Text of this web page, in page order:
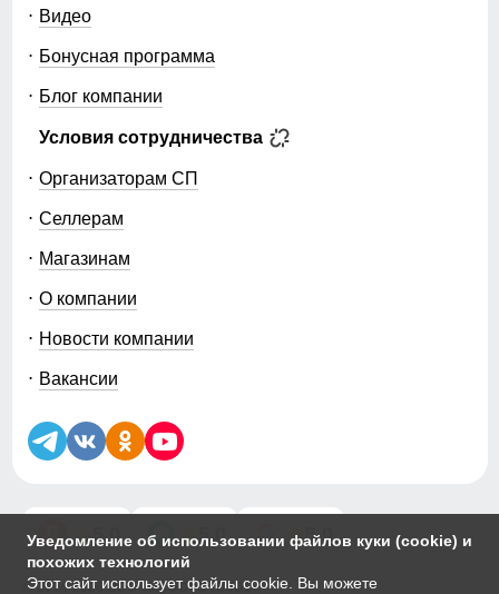
Уведомление об использовании файлов куки (cookie) и
похожих технологий
Этот сайт использует файлы cookie. Вы можете
Видео
Бонусная программа
Блог компании
Условия сотрудничества
Организаторам СП
Селлерам
Магазинам
О компании
Новости компании
Вакансии
5.0 5.0 5.0
© 2014-2026 ООО «МТФОРС ПЛЮС»